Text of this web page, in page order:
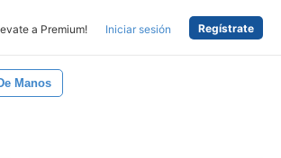
a Premium! Iniciar sesión Regístrate
Manos